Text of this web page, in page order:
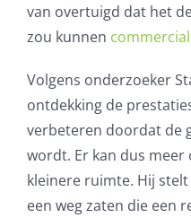
van overtuigd dat het
zou kunnen
Volgens onderzoeker
ontdekking de
verbeteren doordat de
wordt. Er kan dus meer
kleinere ruimte. Hij
een weg zaten die een